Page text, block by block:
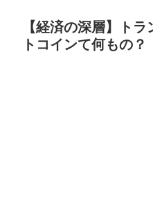
【経済の深層】ト
トコインて何もの